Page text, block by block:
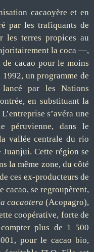
cacaoyère et en
par les trafiquants de
terres propices au
la coca —,
cacao pour le moins
1992, unprogramme de
lancé par les Nations
en substituant la
s’avéra une
péruvienne, dans le
vallée centrale durio
Juanjui. Cette région se
la même zone, du côté
ces ex-producteurs de
cacao, se regroupèrent,
cacaotera (Acopagro),
coopérative, forte de
compter plus de 1 500
pour le cacao bio,